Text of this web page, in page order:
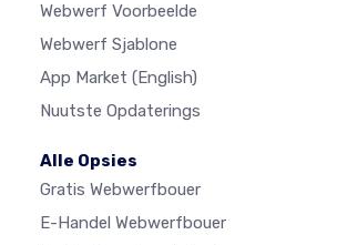
Webwerf Voorbeelde
Webwerf Sjablone
App Market (English)
Nuutste Opdaterings
Alle Opsies
Gratis Webwerfbouer
E-Handel Webwerfbouer